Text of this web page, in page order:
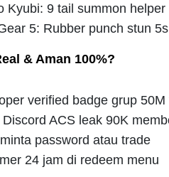
Kyubi: 9 tail summon helper
5: Rubber punch stun 5s
& Aman 100%?
verified badge grup 50M
Discord ACS leak 90K
password atau trade
24 jam di redeem menu